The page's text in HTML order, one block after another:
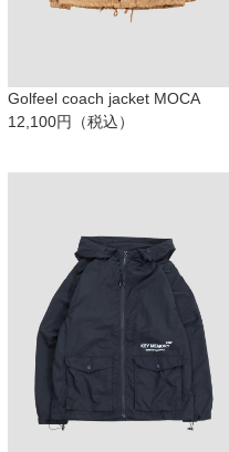
Golfeel coach jacket MOCA
12,100円（税込）